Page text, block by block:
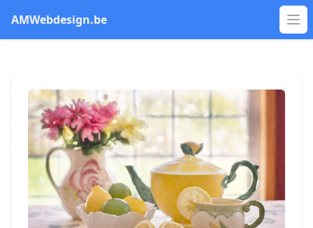
AMWebdesign.be